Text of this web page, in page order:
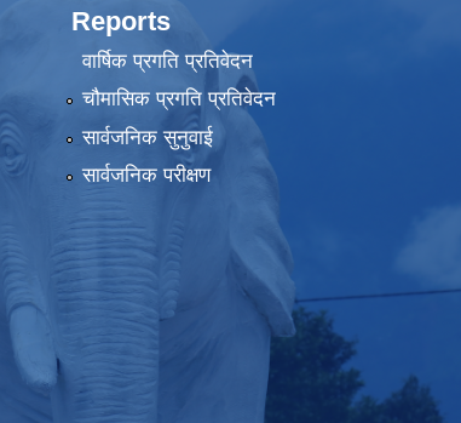
Reports
वार्षिक प्रगति प्रतिवेदन
चौमासिक प्रगति प्रतिवेदन
सार्वजनिक सुनुवाई
सार्वजनिक परीक्षण